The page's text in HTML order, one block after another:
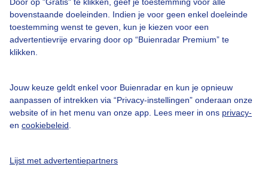
bovenstaande doeleinden. Indien je voor geen enkel doeleinde
toestemming wenst te geven, kun je kiezen voor een
advertentievrije ervaring door op “Buienradar Premium” te
klikken.
Jouw keuze geldt enkel voor Buienradar en kun je opnieuw
aanpassen of intrekken via “Privacy-instellingen” onderaan onze
website of in het menu van onze app. Lees meer in ons privacy-
en cookiebeleid
Lijst met advertentiepartners
Toegankelijkheid
Gebruikersvoorwaarden
Adverteren
Privacy beleid
Cookie beleid